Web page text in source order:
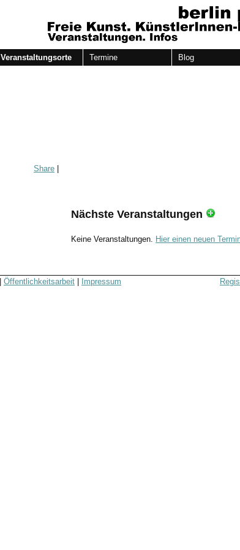
Veranstaltungsorte Termine Blog
Share
Nächste Veranstaltungen
Keine Veranstaltungen. Hier einen neuen
Öffentlichkeitsarbeit Impressum